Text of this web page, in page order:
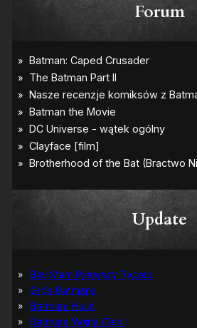
Forum
Update
Bat-Man: Pierwszy Rycerz
Grób Batmana
Batman: Hush
Batman: Wojna Cieni